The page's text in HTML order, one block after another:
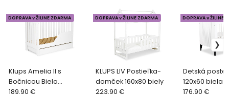
Klups Amelia II s
Bočnicou Biela
Postieľka 120x60
DOPRAVA v ŽILINE ZDARMA
189.90 €
KLUPS LIV Postieľka-
domček 160x80 biely
DOPRAVA v ŽILINE ZDARMA
223.90 €
Detská posteľ
120x60 biela
DOPRAVA v ŽILINE
176.90 €